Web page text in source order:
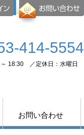
414-5554
18:30 ／定休日：水曜日
お問い合わせ